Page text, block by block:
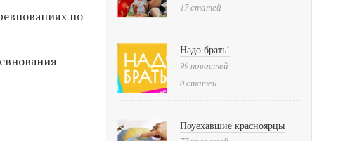
по
17 статей
Надо брать!
99 новостей
0 статей
Поуехавшие красноярцы